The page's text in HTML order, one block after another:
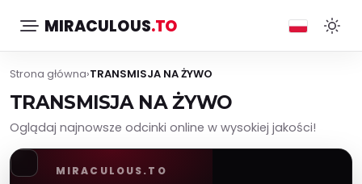
MIRACULOUS.TO
Strona główna›TRANSMISJA NA ŻYWO
TRANSMISJA NA ŻYWO
Oglądaj najnowsze odcinki online w wysokiej jakości!
MIRACULOUS.TO